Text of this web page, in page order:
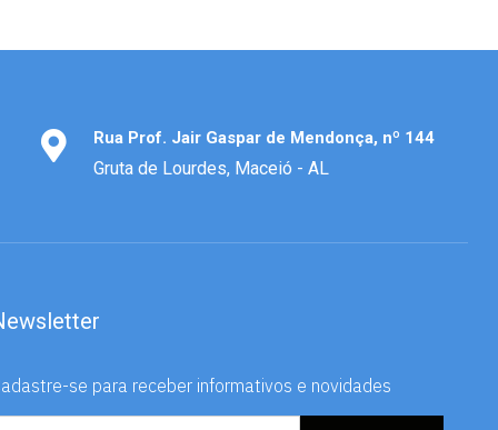
Rua Prof. Jair Gaspar de Mendonça, nº 144
Gruta de Lourdes, Maceió - AL
se para receber informativos e novidades